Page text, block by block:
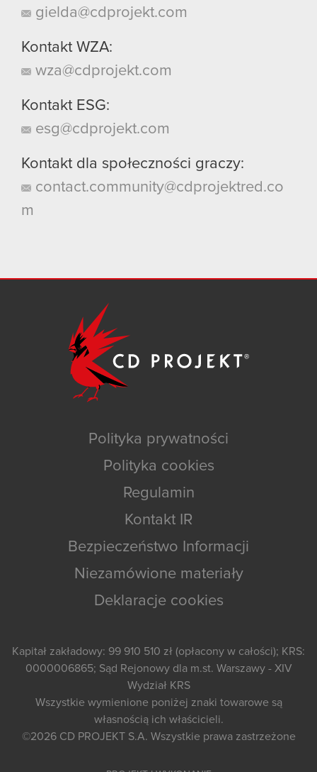
gielda@cdprojekt.com
Kontakt WZA:
wza@cdprojekt.com
Kontakt ESG:
esg@cdprojekt.com
Kontakt dla społeczności graczy:
contact.community@cdprojektred.co
m
Polityka prywatności
Polityka cookies
Regulamin
Kontakt IR
Bezpieczeństwo Informacji
Niezamówione materiały
Deklaracje cookies
Kapitał zakładowy: 99 910 510 zł (opłacony w całości); KRS:
0000006865; Sąd Rejonowy dla m.st. Warszawy - XIV
Wydział KRS
Wszystkie wymienione poniżej znaki towarowe są
własnością ich właścicieli.
©2026 CD PROJEKT S.A. Wszystkie prawa zastrzeżone